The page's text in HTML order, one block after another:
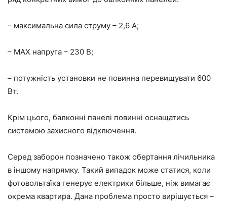
– максимальна сила струму – 2,6 А;
– МАХ напруга – 230 В;
– потужність установки не повинна перевищувати 600
Вт.
Крім цього, балконні панелі повинні оснащатись
системою захисного відключення.
Серед заборон позначено також обертання лічильника
в іншому напрямку. Такий випадок може статися, коли
фотовольтаїка генерує електрики більше, ніж вимагає
окрема квартира. Дана проблема просто вирішується –